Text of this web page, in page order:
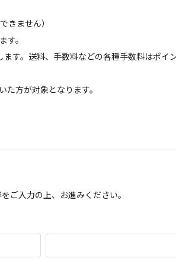
ません）
。
。送料、手数料などの各種手数料はポイ
方が対象となります。
ご入力の上、お進みください。